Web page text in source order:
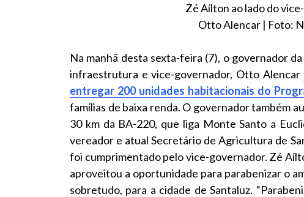
Zé Aílton ao lado do
Otto Alencar | Foto:
Na manhã desta sexta-feira (7), o governador
infraestrutura e vice-governador, Otto Alencar
entregar 200 unidades habitacionais do
famílias de baixa renda. O governador também
30 km da BA-220, que liga Monte Santo a
vereador e atual Secretário de Agricultura de
foi cumprimentado pelo vice-governador. Zé
aproveitou a oportunidade para parabenizar o
sobretudo, para a cidade de Santaluz.